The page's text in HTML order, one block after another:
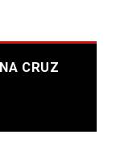
CRUZ